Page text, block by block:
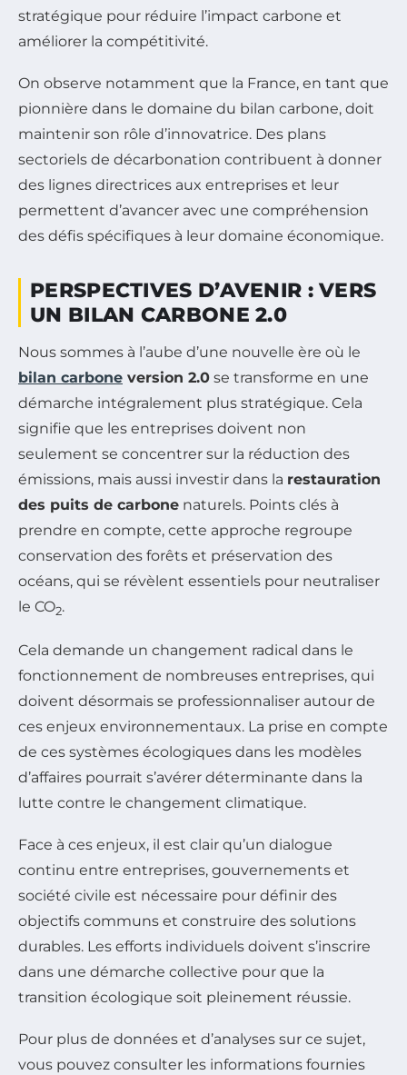
stratégique pour réduire l’impact carbone et
améliorer la compétitivité.
On observe notamment que la France, en tant que
pionnière dans le domaine du bilan carbone, doit
maintenir son rôle d’innovatrice. Des plans
sectoriels de décarbonation contribuent à donner
des lignes directrices aux entreprises et leur
permettent d’avancer avec une compréhension
des défis spécifiques à leur domaine économique.
PERSPECTIVES D’AVENIR : VERS
UN BILAN CARBONE 2.0
Nous sommes à l’aube d’une nouvelle ère où le
bilan carbone version 2.0 se transforme en une
démarche intégralement plus stratégique. Cela
signifie que les entreprises doivent non
seulement se concentrer sur la réduction des
émissions, mais aussi investir dans la restauration
des puits de carbone naturels. Points clés à
prendre en compte, cette approche regroupe
conservation des forêts et préservation des
océans, qui se révèlent essentiels pour neutraliser
le CO2.
Cela demande un changement radical dans le
fonctionnement de nombreuses entreprises, qui
doivent désormais se professionnaliser autour de
ces enjeux environnementaux. La prise en compte
de ces systèmes écologiques dans les modèles
d’affaires pourrait s’avérer déterminante dans la
lutte contre le changement climatique.
Face à ces enjeux, il est clair qu’un dialogue
continu entre entreprises, gouvernements et
société civile est nécessaire pour définir des
objectifs communs et construire des solutions
durables. Les efforts individuels doivent s’inscrire
dans une démarche collective pour que la
transition écologique soit pleinement réussie.
Pour plus de données et d’analyses sur ce sujet,
vous pouvez consulter les informations fournies